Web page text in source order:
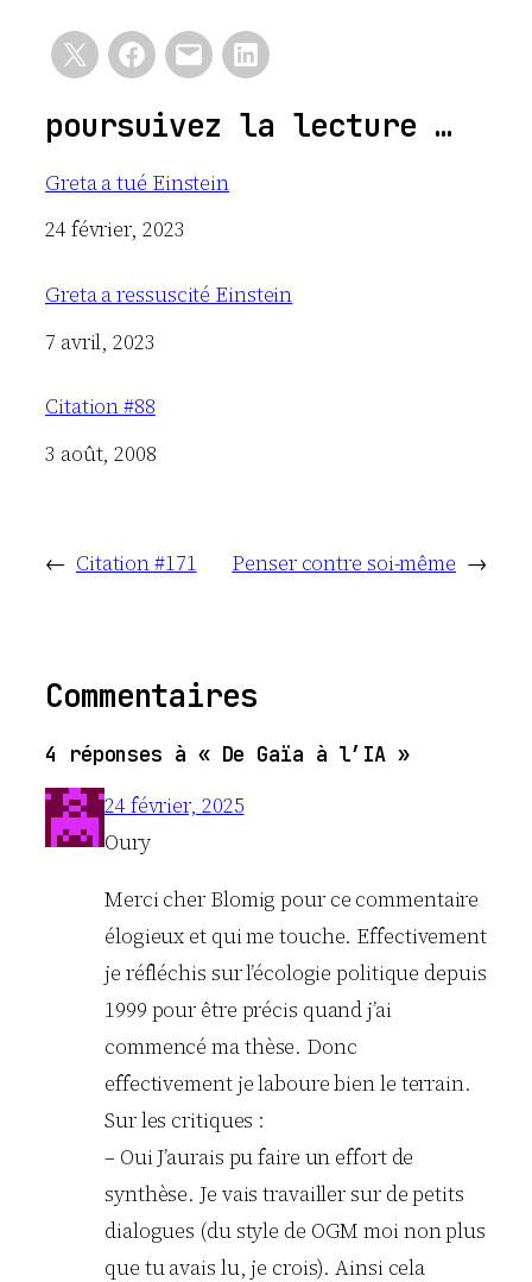
poursuivez la lecture …
Greta a tué Einstein
Date
24 février, 2023
Greta a ressuscité Einstein
Date
7 avril, 2023
Citation #88
Date
3 août, 2008
← Citation #171 Penser contre soi-même →
Commentaires
4 réponses à « De Gaïa à l’IA »
24 février, 2025
Oury
Merci cher Blomig pour ce commentaire
élogieux et qui me touche. Effectivement
je réfléchis sur l’écologie politique depuis
1999 pour être précis quand j’ai
commencé ma thèse. Donc
effectivement je laboure bien le terrain.
Sur les critiques :
– Oui J’aurais pu faire un effort de
synthèse. Je vais travailler sur de petits
dialogues (du style de OGM moi non plus
que tu avais lu, je crois). Ainsi cela